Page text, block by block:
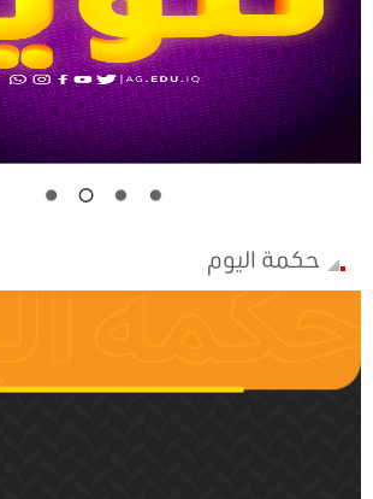
حكمة اليوم